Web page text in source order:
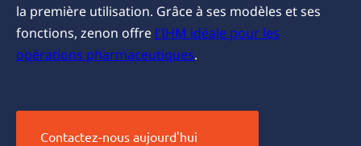
la première utilisation. Grâce à ses modèles et ses
fonctions, zenon offre l'IHM idéale pour les
opérations pharmaceutiques.
Contactez-nous aujourd'hui